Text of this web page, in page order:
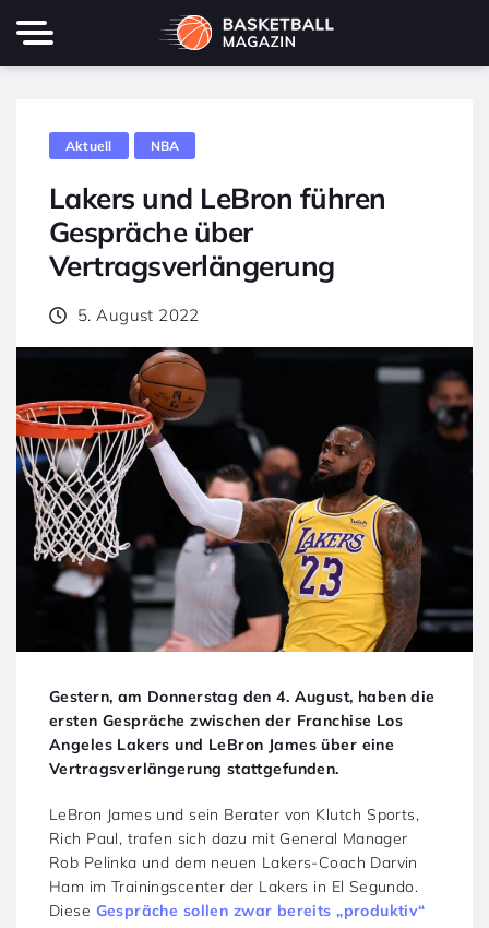
Aktuell NBA
Lakers und LeBron führen
Gespräche über
Vertragsverlängerung
5. August 2022
Gestern, am Donnerstag den 4. August, haben die
ersten Gespräche zwischen der Franchise Los
Angeles Lakers und LeBron James über eine
Vertragsverlängerung stattgefunden.
LeBron James und sein Berater von Klutch Sports,
Rich Paul, trafen sich dazu mit General Manager
Rob Pelinka und dem neuen Lakers-Coach Darvin
Ham im Trainingscenter der Lakers in El Segundo.
Diese Gespräche sollen zwar bereits „produktiv“